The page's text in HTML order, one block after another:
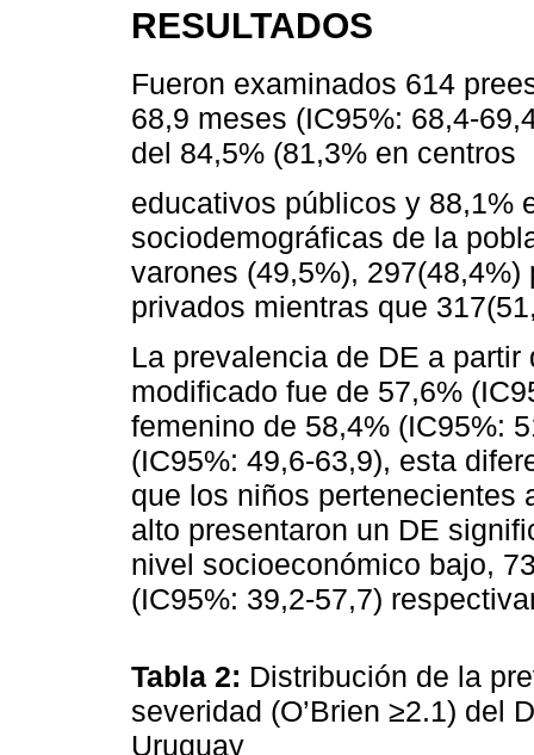
RESULTADOS
Fueron examinados 614
68,9 meses (IC95%: 68,4-
del 84,5% (81,3% en centros
educativos públicos y 88,1%
sociodemográficas de la
varones (49,5%),
privados mientras que
La prevalencia de DE a partir
modificado fue de 57,6%
femenino de 58,4% (IC95%:
(IC95%: 49,6-63,9), esta
que los niños pertenecientes
alto presentaron un DE
nivel socioeconómico bajo,
(IC95%: 39,2-57,7)
Tabla 2: Distribución de la
severidad (O’Brien ≥2.1) del
Uruguay